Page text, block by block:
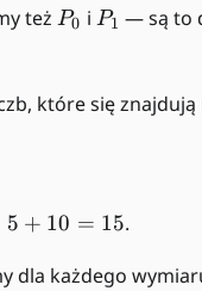
też P
P0 i P
P1 — są to
które się znajdują
5 + 10 = 15.
dla każdego